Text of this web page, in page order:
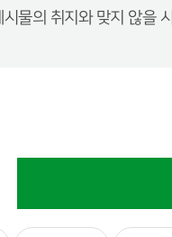
시물의 취지와 맞지 않을